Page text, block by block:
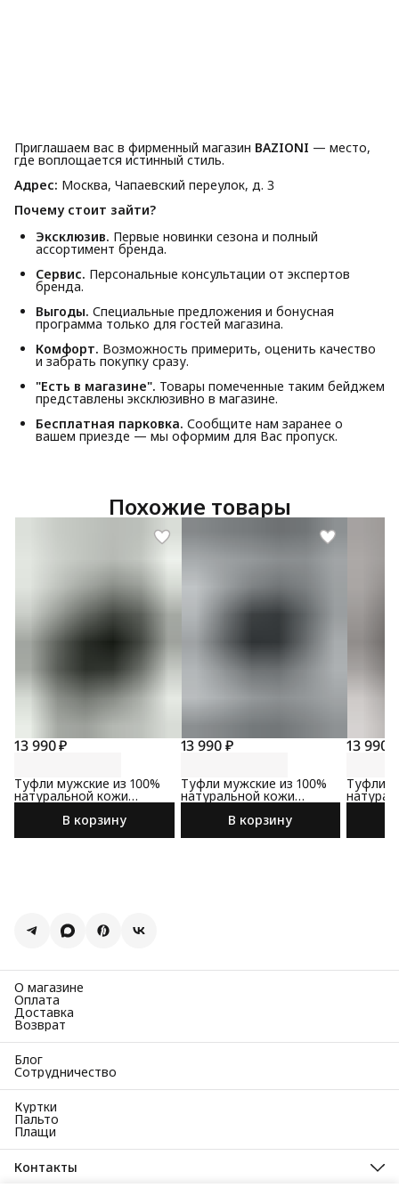
Приглашаем вас в фирменный магазин BAZIONI — место,
где воплощается истинный стиль.
Адрес: Москва, Чапаевский переулок, д. 3
Почему стоит зайти?
Эксклюзив. Первые новинки сезона и полный
ассортимент бренда.
Сервис. Персональные консультации от экспертов
бренда.
Выгоды. Специальные предложения и бонусная
программа только для гостей магазина.
Комфорт. Возможность примерить, оценить качество
и забрать покупку сразу.
"Есть в магазине". Товары помеченные таким бейджем
представлены эксклюзивно в магазине.
Бесплатная парковка. Сообщите нам заранее о
вашем приезде — мы оформим для Вас пропуск.
Похожие товары
13 990 ₽
Туфли мужские из 100%
натуральной кожи
В корзину
13 990 ₽
Туфли мужские из 100%
натуральной кожи
В корзину
13 990 ₽
Туфли
О магазине
Оплата
Доставка
Возврат
Блог
Сотрудничество
Куртки
Пальто
Плащи
Контакты